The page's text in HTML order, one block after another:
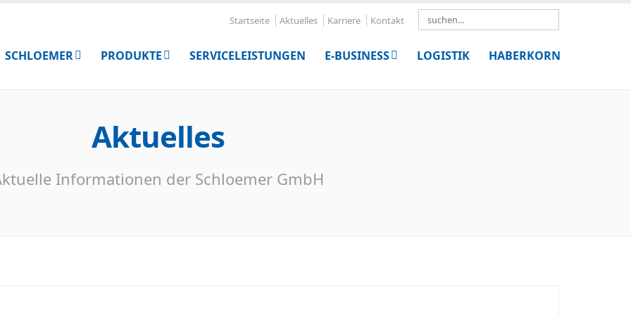
Startseite Aktuelles Karriere Kontakt
SCHLOEMER PRODUKTE SERVICELEISTUNGEN E-BUSINESS LOGISTIK HABERKORN
Aktuelles
Informationen der Schloemer GmbH